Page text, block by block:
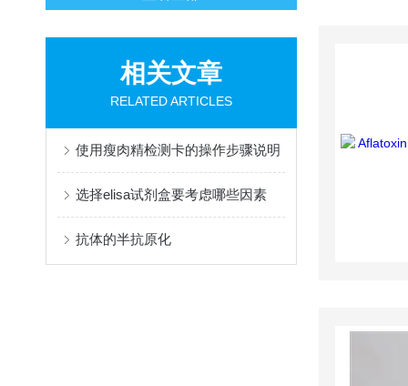
相关文章
RELATED ARTICLES
使用瘦肉精检测卡的操作步骤说明
选择elisa试剂盒要考虑哪些因素
抗体的半抗原化